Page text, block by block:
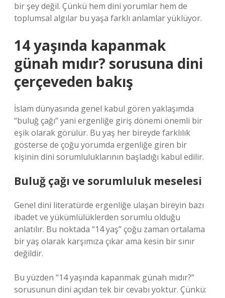
bir şey değil. Çünkü hem dini yorumlar hem de
toplumsal algılar bu yaşa farklı anlamlar yüklüyor.
14 yaşında kapanmak
günah mıdır? sorusuna dini
çerçeveden bakış
İslam dünyasında genel kabul gören yaklaşımda
“buluğ çağı” yani ergenliğe giriş dönemi önemli bir
eşik olarak görülür. Bu yaş her bireyde farklılık
gösterse de çoğu yorumda ergenliğe giren bir
kişinin dini sorumluluklarının başladığı kabul edilir.
Buluğ çağı ve sorumluluk meselesi
Genel dini literatürde ergenliğe ulaşan bireyin bazı
ibadet ve yükümlülüklerden sorumlu olduğu
anlatılır. Bu noktada “14 yaş” çoğu zaman ortalama
bir yaş olarak karşımıza çıkar ama kesin bir sınır
değildir.
Bu yüzden “14 yaşında kapanmak günah mıdır?”
sorusunun dini açıdan tek bir cevabı yoktur. Çünkü: